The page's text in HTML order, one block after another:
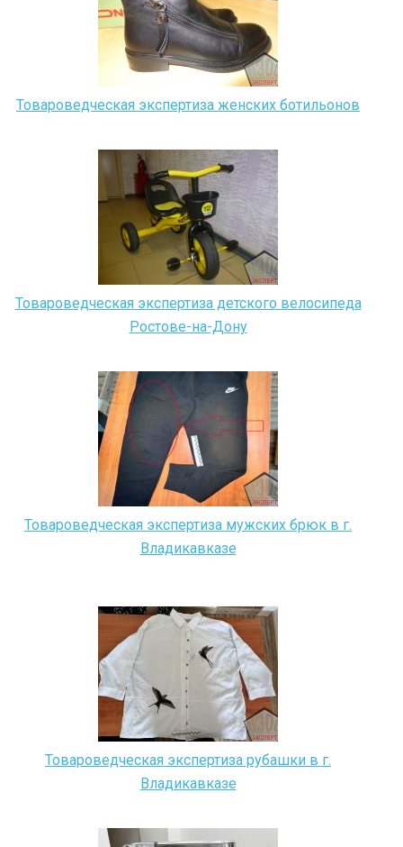
Товароведческая экспертиза женских ботильонов
Товароведческая экспертиза детского велосипеда
Ростове-на-Дону
Товароведческая экспертиза мужских брюк в г.
Владикавказе
Товароведческая экспертиза рубашки в г.
Владикавказе